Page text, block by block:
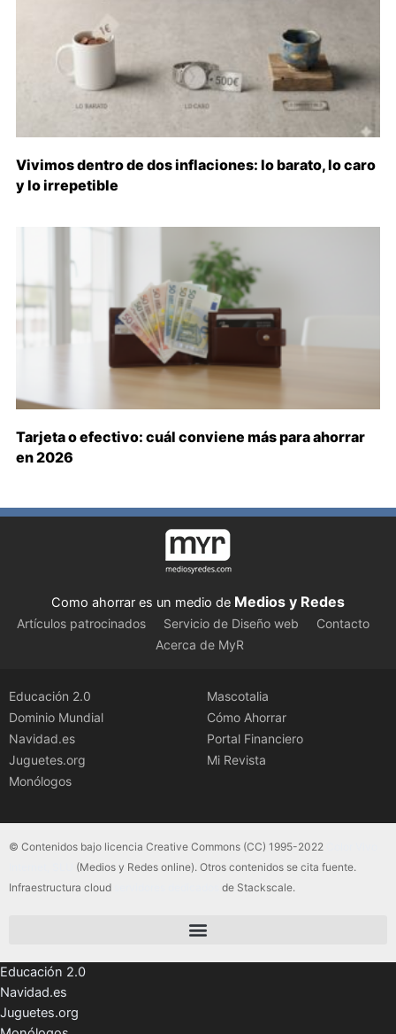
Vivimos dentro de dos inflaciones: lo barato, lo caro
y lo irrepetible
Tarjeta o efectivo: cuál conviene más para ahorrar
en 2026
Como ahorrar es un medio de Medios y Redes
Artículos patrocinados Servicio de Diseño web
Contacto
Acerca de MyR
Educación 2.0
Dominio Mundial
Navidad.es
Juguetes.org
Monólogos
Mascotalia
Cómo Ahorrar
Portal Financiero
Mi Revista
© Contenidos bajo licencia Creative Commons (CC) 1995-2022
(Medios y Redes online). Otros contenidos se cita fuente.
Infraestructura cloud
de Stackscale.
Educación 2.0
Navidad.es
Juguetes.org